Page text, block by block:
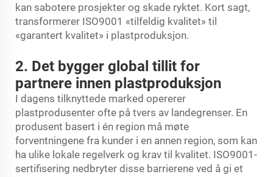
kan sabotere prosjekter og skade ryktet. Kort sagt,
transformerer ISO9001 «tilfeldig kvalitet» til
«garantert kvalitet» i plastproduksjon.
2. Det bygger global tillit for
partnere innen plastproduksjon
I dagens tilknyttede marked opererer
plastprodusenter ofte på tvers av landegrenser. En
produsent basert i én region må møte
forventningene fra kunder i en annen region, som kan
ha ulike lokale regelverk og krav til kvalitet. ISO9001-
sertifisering nedbryter disse barrierene ved å gi et